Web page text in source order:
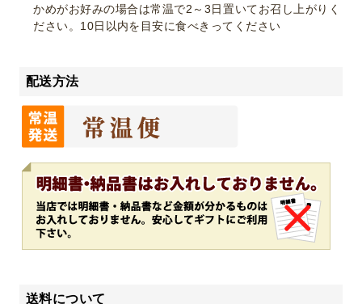
かめがお好みの場合は常温で2～3日置いてお召し上がりく
ださい。10日以内を目安に食べきってください
配送方法
送料について